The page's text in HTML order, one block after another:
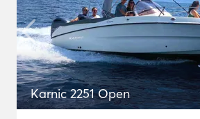
Karnic 2251 Open